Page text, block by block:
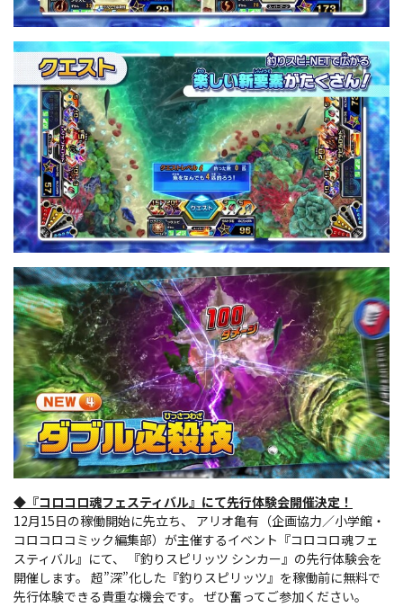
◆『コロコロ魂フェスティバル』にて先行体験会開催決定！
12月15日の稼働開始に先立ち、 アリオ亀有（企画協力／小学館・
コロコロコミック編集部）が主催するイベント『コロコロ魂フェ
スティバル』にて、 『釣りスピリッツ シンカー』の先行体験会を
開催します。 超”深”化した『釣りスピリッツ』を稼働前に無料で
先行体験できる貴重な機会です。 ぜひ奮ってご参加ください。